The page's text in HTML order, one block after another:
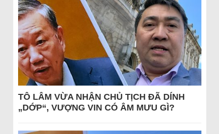
TÔ LÂM VỪA NHẬN CHỦ TỊCH ĐÃ DÍNH
„DỚP“, VƯỢNG VIN CÓ ÂM MƯU GÌ?